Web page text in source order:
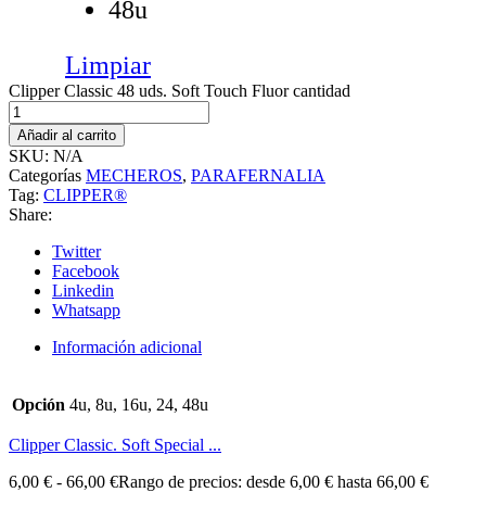
48u
Limpiar
Clipper Classic 48 uds. Soft Touch Fluor cantidad
Añadir al carrito
SKU: N/A
Categorías MECHEROS, PARAFERNALIA
Tag: CLIPPER®
Share:
Twitter
Facebook
Linkedin
Whatsapp
Información adicional
Opción 4u, 8u, 16u, 24, 48u
Clipper Classic. Soft Special ...
6,00 € - 66,00 €Rango de precios: desde 6,00 € hasta 66,00 €